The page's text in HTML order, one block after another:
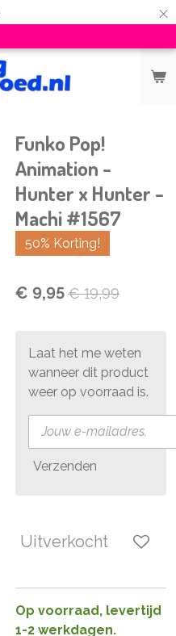
×
Funko Pop!
Animation -
Hunter x Hunter -
Machi #1567
50% Korting!
€ 9,95€ 19,99
Laat het me weten
wanneer dit product
weer op voorraad is.
Verzenden
Uitverkocht
Op voorraad, levertijd
1-2 werkdagen.